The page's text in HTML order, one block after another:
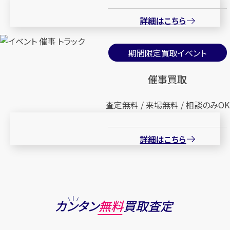
詳細はこちら
期間限定買取イベント
催事買取
査定無料 / 来場無料 / 相談のみOK
詳細はこちら
カンタン無料買取査定